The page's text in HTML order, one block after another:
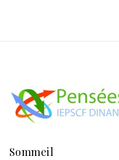
Sommeil